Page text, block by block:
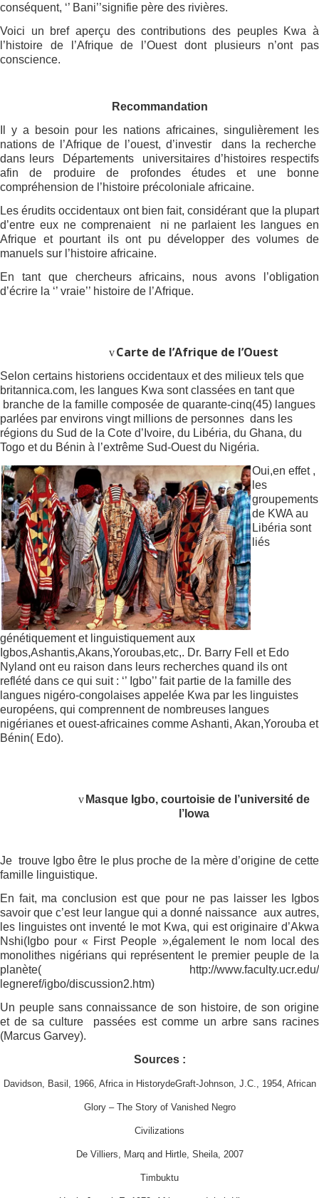
conséquent, ‘’ Bani’’signifie père des rivières.
Voici un bref aperçu des contributions des peuples Kwa à
l’histoire de l’Afrique de l’Ouest dont plusieurs n’ont pas
conscience.
Recommandation
Il y a besoin pour les nations africaines, singulièrement les
nations de l’Afrique de l’ouest, d’investir
dans la recherche
dans leurs
Départements
universitaires d’histoires respectifs
afin de produire de profondes études et une bonne
compréhension de l’histoire précoloniale africaine.
Les érudits occidentaux ont bien fait, considérant que la plupart
d’entre eux ne comprenaient
ni ne parlaient les langues en
Afrique et pourtant ils ont pu développer des volumes de
manuels sur l’histoire africaine.
En tant que chercheurs africains, nous avons l’obligation
d’écrire la ‘’ vraie’’ histoire de l’Afrique.
vCarte de l’Afrique de l’Ouest
Selon certains historiens occidentaux et des milieux tels que
britannica.com, les langues Kwa sont classées en tant que
branche de la famille composée de quarante-cinq(45) langues
parlées par environs vingt millions de personnes dans les
régions du Sud de la Cote d’Ivoire, du Libéria, du Ghana, du
Togo et du Bénin à l’extrême Sud-Ouest du Nigéria.
Oui,en effet ,
les
groupements
de KWA au
Libéria sont
liés
génétiquement et linguistiquement aux
Igbos,Ashantis,Akans,Yoroubas,etc,. Dr. Barry Fell et Edo
Nyland ont eu raison dans leurs recherches quand ils ont
reflété dans ce qui suit : ‘’ Igbo’’ fait partie de la famille des
langues nigéro-congolaises appelée Kwa par les linguistes
européens, qui comprennent de nombreuses langues
nigérianes et ouest-africaines comme Ashanti, Akan,Yorouba et
Bénin( Edo).
v Masque Igbo, courtoisie de l’université de
l’Iowa
Je trouve Igbo être le plus proche de la mère d’origine de cette
famille linguistique.
En fait, ma conclusion est que pour ne pas laisser les Igbos
savoir que c’est leur langue qui a donné naissance aux autres,
les linguistes ont inventé le mot Kwa, qui est originaire d’Akwa
Nshi(Igbo pour « First People »,également le nom local des
monolithes nigérians qui représentent le premier peuple de la
planète( http://www.faculty.ucr.edu/
legneref/igbo/discussion2.htm)
Un peuple sans connaissance de son histoire, de son origine
et de sa culture
passées est comme un arbre sans racines
(Marcus Garvey).
Sources :
Davidson, Basil, 1966, Africa in HistorydeGraft-Johnson, J.C., 1954, African
Glory – The Story of Vanished Negro
Civilizations
De Villiers, Marq and Hirtle, Sheila, 2007
Timbuktu